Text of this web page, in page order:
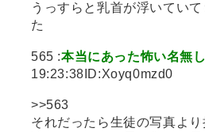
うっすらと乳首が浮いてい
た
565 :本当にあった怖い名無し
19:23:38ID:Xoyq0mzd0
>>563
それだったら生徒の写真より